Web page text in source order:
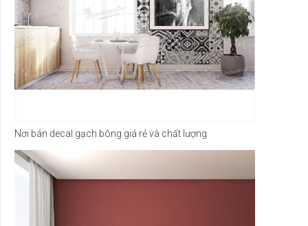
Nơi bán decal gạch bông giá rẻ và chất lượng